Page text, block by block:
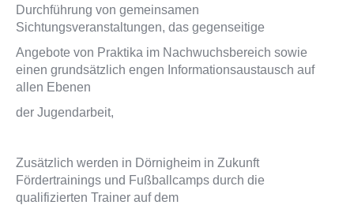
Durchführung von gemeinsamen
Sichtungsveranstaltungen, das gegenseitige
Angebote von Praktika im Nachwuchsbereich sowie
einen grundsätzlich engen Informationsaustausch auf
allen Ebenen
der Jugendarbeit,
Zusätzlich werden in Dörnigheim in Zukunft
Fördertrainings und Fußballcamps durch die
qualifizierten Trainer auf dem